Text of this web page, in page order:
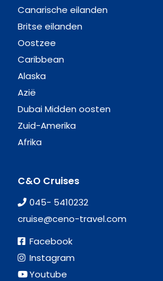
Canarische eilanden
Britse eilanden
Oostzee
Caribbean
Alaska
Azië
Dubai Midden oosten
Zuid-Amerika
Afrika
C&O Cruises
045- 5410232
cruise@ceno-travel.com
Facebook
Instagram
Youtube